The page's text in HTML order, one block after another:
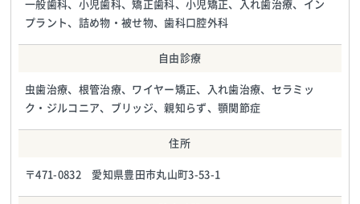
一般歯科、小児歯科、矯正歯科、小児矯正、入れ歯治療、イン
プラント、詰め物・被せ物、歯科口腔外科
自由診療
虫歯治療、根管治療、ワイヤー矯正、入れ歯治療、セラミッ
ク・ジルコニア、ブリッジ、親知らず、顎関節症
住所
〒471-0832 愛知県豊田市丸山町3-53-1